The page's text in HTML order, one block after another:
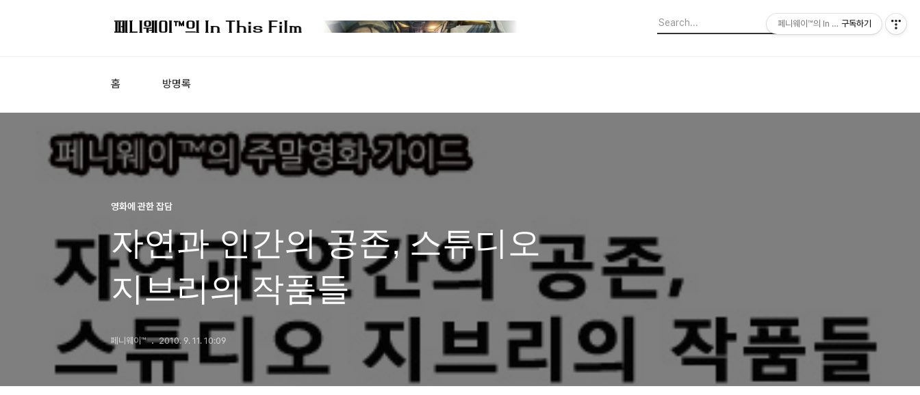
홈 방명록
영화에 관한 잡담
자연과 인간의 공존, 스튜디오
지브리의 작품들
페니웨이™ 2010. 9. 11. 10:09
페니웨이™의 In This Film
구독하기